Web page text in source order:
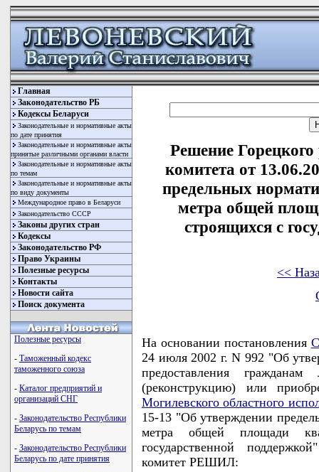
Главная
Законодательство РБ
Кодексы Беларуси
Законодательные и нормативные акты
по дате принятия
Законодательные и нормативные акты
принятые различными органами власти
Законодательные и нормативные акты
по темам
Законодательные и нормативные акты
по виду документы
Международное право в Беларуси
Законодательство СССР
Законы других стран
Кодексы
Законодательство РФ
Право Украины
Полезные ресурсы
Контакты
Новости сайта
Поиск документа
Полезные ресурсы
- Таможенный кодекс
таможенного союза
- Каталог предприятий и
организаций СНГ
- Законодательство Республики
Беларусь по темам
- Законодательство Республики
Беларусь по дате принятия
Решение Горецкого
комитета от
предельных
метра общей
строящихся с
<<
На основании постановления
24 июля 2002 г. N 992 "Об
предоставления
(реконструкцию) или
Могилевского областного
15-13 "Об утверждении
метра общей площади
государственной
комитет РЕШИЛ: